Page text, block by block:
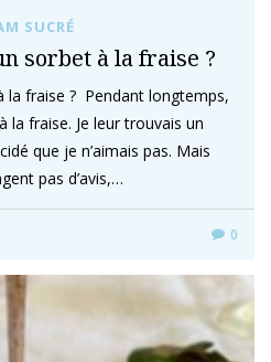
SUCRÉ
sorbet à la fraise ?
fraise ? Pendant longtemps,
la fraise. Je leur trouvais un
que je n’aimais pas. Mais
pas d’avis,…
0